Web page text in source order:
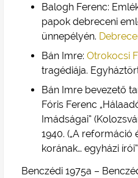
Balogh Ferenc:
papok debreceni
ünnepélyén.
Bán Imre: Otrokocsi
tragédiája.
Bán Imre bevezető
Fóris Ferenc
Imádságai”
1940. („A
korának… egyházi
Benczédi 1975a –